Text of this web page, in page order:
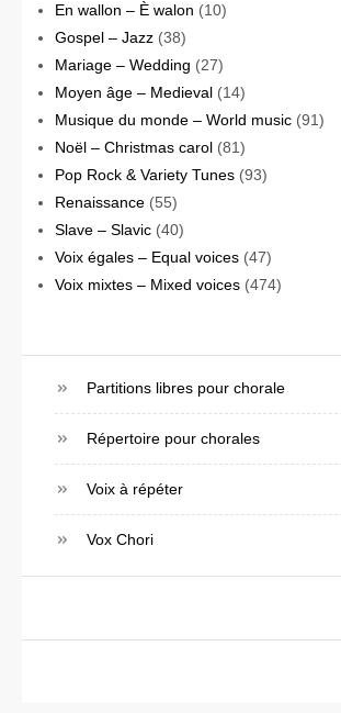
En wallon – È walon (10)
Gospel – Jazz (38)
Mariage – Wedding (27)
Moyen âge – Medieval (14)
Musique du monde – World music (91)
Noël – Christmas carol (81)
Pop Rock & Variety Tunes (93)
Renaissance (55)
Slave – Slavic (40)
Voix égales – Equal voices (47)
Voix mixtes – Mixed voices (474)
Partitions libres pour chorale
Répertoire pour chorales
Voix à répéter
Vox Chori